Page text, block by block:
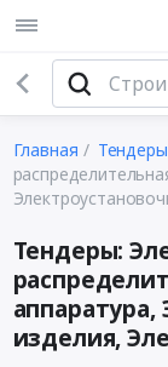
Главная Тендеры
Тендеры:
изделия,